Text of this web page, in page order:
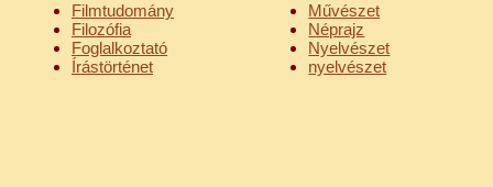
Filmtudomány
Filozófia
Foglalkoztató
Írástörténet
Művészet
Néprajz
Nyelvészet
nyelvészet